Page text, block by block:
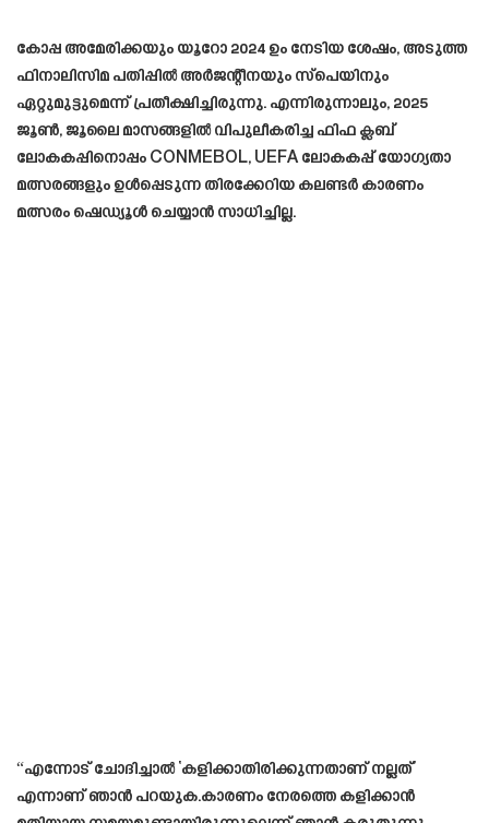
കോപ്പ അമേരിക്കയും യൂറോ 2024 ഉം നേടിയ ശേഷം, അടുത്ത
ഫിനാലിസിമ പതിപ്പിൽ അർജന്റീനയും സ്‌പെയിനും
ഏറ്റുമുട്ടുമെന്ന് പ്രതീക്ഷിച്ചിരുന്നു. എന്നിരുന്നാലും, 2025
ജൂൺ, ജൂലൈ മാസങ്ങളിൽ വിപുലീകരിച്ച ഫിഫ ക്ലബ്
ലോകകപ്പിനൊപ്പം CONMEBOL, UEFA ലോകകപ്പ് യോഗ്യതാ
മത്സരങ്ങളും ഉൾപ്പെടുന്ന തിരക്കേറിയ കലണ്ടർ കാരണം
മത്സരം ഷെഡ്യൂൾ ചെയ്യാൻ സാധിച്ചില്ല.
“എന്നോട് ചോദിച്ചാൽ ‘കളിക്കാതിരിക്കുന്നതാണ് നല്ലത്’
എന്നാണ് ഞാൻ പറയുക.കാരണം നേരത്തെ കളിക്കാൻ